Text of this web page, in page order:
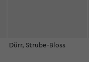
Dürr, Strube-Bloss